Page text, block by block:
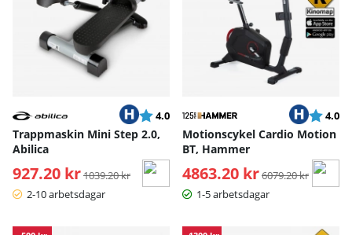
Betyg:
4.0 utav 5 stjärnor
Trappmaskin Mini Step 2.0,
Abilica
927.20 kr Ordinarie pris:
1039.20 kr
2-10 arbetsdagar
Betyg:
4.0
Motionscykel Cardio Motion
BT, Hammer
4863.20 kr Ordinarie pris:
6079.20 kr
1-5 arbetsdagar